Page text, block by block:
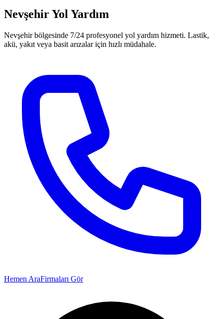
Nevşehir Yol Yardım
Nevşehir bölgesinde 7/24 profesyonel yol yardım hizmeti. Lastik,
akü, yakıt veya basit arızalar için hızlı müdahale.
Hemen AraFirmaları Gör